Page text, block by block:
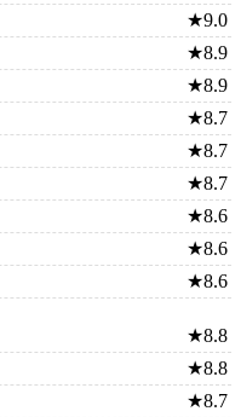
★9.0
★8.9
★8.9
★8.7
★8.7
★8.7
★8.6
★8.6
★8.6
★8.8
★8.8
★8.7